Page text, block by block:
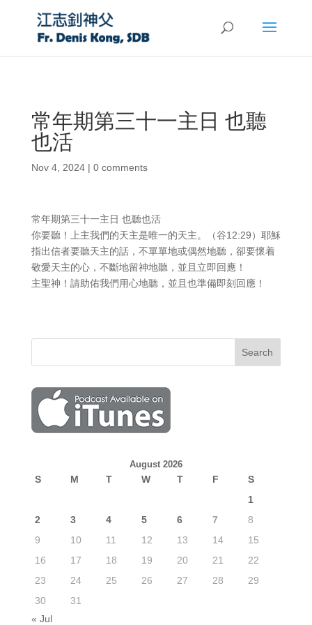
常年期第三十一主日 也聽
也活
Nov 4, 2024| 0 comments
常年期第三十一主日 也聽也活
你要聽！上主我們的天主是唯一的天主。（谷12:29）耶穌
指出信者要聽天主的話，不單單地或偶然地聽，卻要懷着
敬愛天主的心，不斷地留神地聽，並且立即回應！
主聖神！請助佑我們用心地聽，並且也準備即刻回應！
August 2026
S M T W T F
S
1
2
3 4 5 6 7
8
9
10 11 12 13 14
15
16
17 18 19 20 21
22
23
24 25 26 27 28
29
30
31
« Jul